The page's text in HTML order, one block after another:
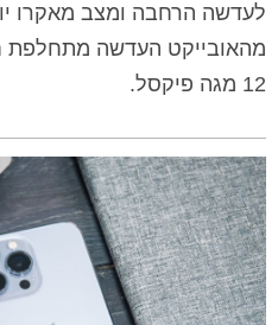
לעדשה הרחבה ומצב מאקרו
מהאובייקט העדשה מתחלפת
12 מגה פיקסל.